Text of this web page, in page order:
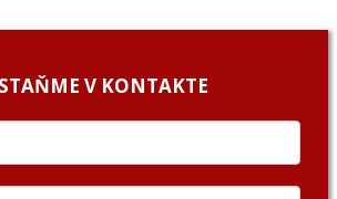
V KONTAKTE